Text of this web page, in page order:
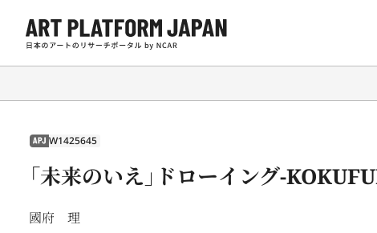
APJ W1425645
「未来のいえ」ドローイング-
國府 理